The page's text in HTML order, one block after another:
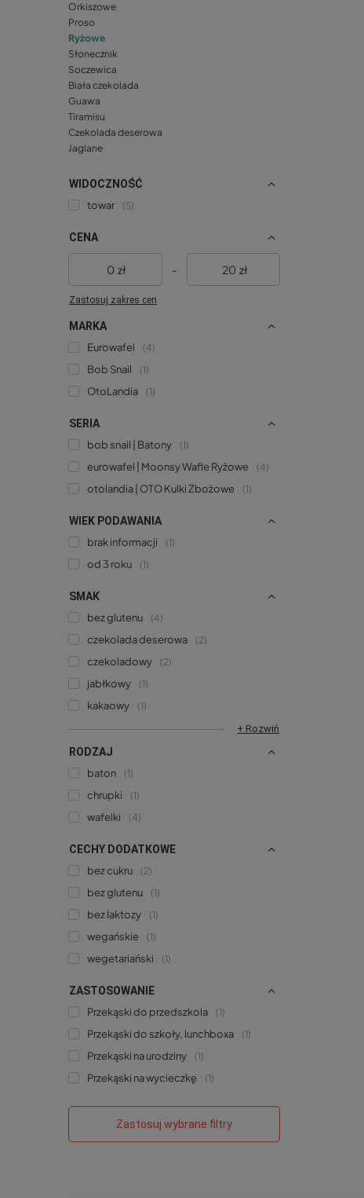
Orkiszowe
Proso
Ryżowe
Słonecznik
Soczewica
Biała czekolada
Guawa
Tiramisu
Czekolada deserowa
Jaglane
WIDOCZNOŚĆ
towar
5
CENA
zł - zł
Zastosuj zakres cen
MARKA
Eurowafel
4
Bob Snail 1
OtoLandia 1
SERIA
bob snail | Batony
1
eurowafel | Moonsy Wafle Ryżowe 4
otolandia | OTO Kulki Zbożowe 1
WIEK PODAWANIA
brak informacji
1
od 3 roku 1
SMAK
bez glutenu
4
czekolada deserowa 2
czekoladowy 2
jabłkowy 1
kakaowy
1
+ Rozwiń
RODZAJ
baton
1
chrupki 1
wafelki 4
CECHY DODATKOWE
bez cukru
2
bez glutenu 1
bez laktozy 1
wegańskie 1
wegetariański 1
ZASTOSOWANIE
Przekąski do przedszkola
1
Przekąski do szkoły, lunchboxa 1
Przekąski na urodziny 1
Przekąski na wycieczkę 1
Zastosuj wybrane filtry